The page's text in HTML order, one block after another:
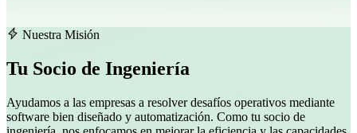
Nuestra Misión
Tu Socio de Ingeniería
Ayudamos a las empresas a resolver desafíos operativos mediante
software bien diseñado y automatización. Como tu socio de